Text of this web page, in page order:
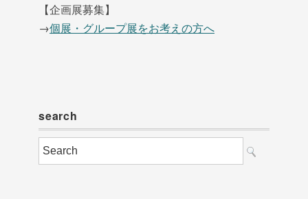
【企画展募集】
→個展・グループ展をお考えの方へ
search